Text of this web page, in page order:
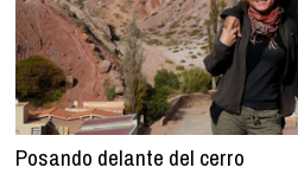
Posando delante del cerro